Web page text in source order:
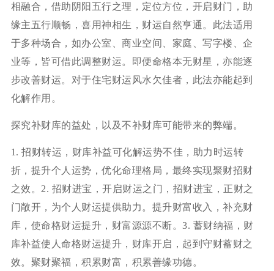
相融合，借助阴阳五行之理，定位方位，开启财门，助
缘主五行顺畅，喜用神相生，财运自然亨通。此法适用
于多种场合，如办公室、商业空间、家庭、写字楼、企
业等，皆可借此调整财运。即便命格本无财星，亦能逐
步改善财运。对于住宅财运风水欠佳者，此法亦能起到
化解作用。
探究补财库的益处，以及不补财库可能带来的弊端。
1. 招财转运，财库补益可化解运势不佳，助力时运转
折，提升个人运势，优化命理格局，最终实现聚财招财
之效。2. 招财进宝，开启财运之门，招财进宝，正财之
门敞开，为个人财运提供助力。提升财富收入，补充财
库，使命格财运提升，财富源源不断。3. 蓄财纳福，财
库补益使人命格财运提升，财库开启，起到守财蓄财之
效。聚财聚福，积累财富，积累善缘功德。